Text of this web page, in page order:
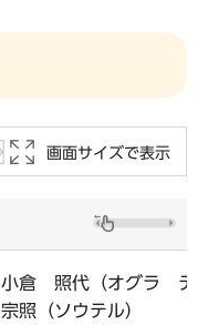
画面サイズで表示
小倉 照代（オグラ テ
宗照（ソウテル）